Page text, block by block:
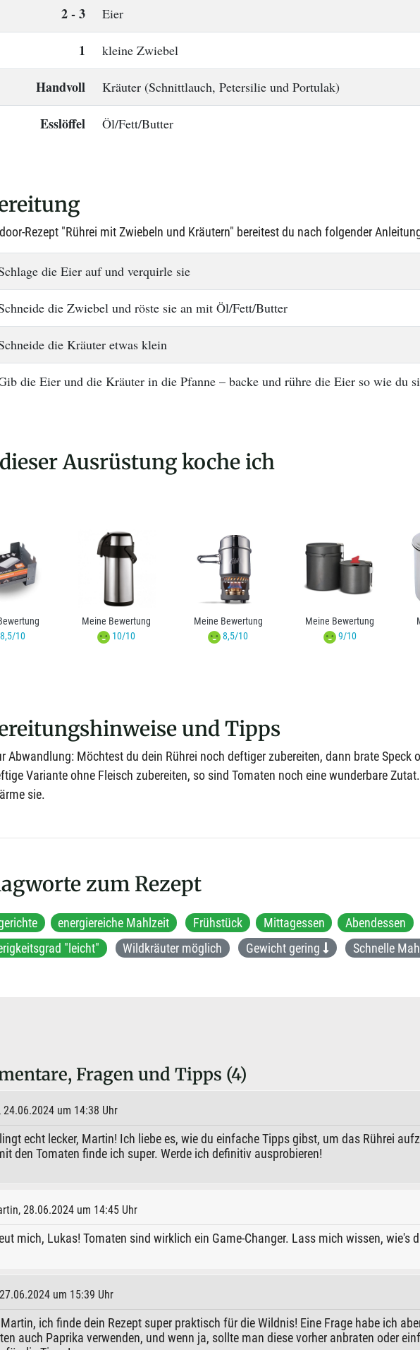
2 - 3 Eier
1 kleine Zwiebel
Handvoll Kräuter (Schnittlauch, Petersilie und Portulak)
Esslöffel Öl/Fett/Butter
Rezept "Rührei mit Zwiebeln und Kräutern" bereitest du nach folgender
die Eier auf und verquirle sie
die Zwiebel und röste sie an mit Öl/Fett/Butter
die Kräuter etwas klein
die Eier und die Kräuter in die Pfanne – backe und rühre die Eier so wie du
Ausrüstung koche ich
10
Meine Bewertung
10/10
Meine Bewertung
8,5/10
Meine Bewertung
9/10
und Tipps
Abwandlung: Möchtest du dein Rührei noch deftiger zubereiten, dann brate Speck
Variante ohne Fleisch zubereiten, so sind Tomaten noch eine wunderbare
sie.
zum Rezept
energiereiche Mahlzeit Frühstück Mittagessen Abendessen
"leicht"
Wildkräuter möglich Gewicht gering Schnelle
Fragen und Tipps (4)
24.06.2024 um 14:38 Uhr
echt lecker, Martin! Ich liebe es, wie du einfache Tipps gibst, um das Rührei
den Tomaten finde ich super. Werde ich definitiv ausprobieren!
28.06.2024 um 14:45 Uhr
mich, Lukas! Tomaten sind wirklich ein Game-Changer. Lass mich wissen, wie's
um 15:39 Uhr
ich finde dein Rezept super praktisch für die Wildnis! Eine Frage habe ich
auch Paprika verwenden, und wenn ja, sollte man diese vorher anbraten oder